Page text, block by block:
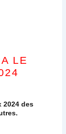
LE
des